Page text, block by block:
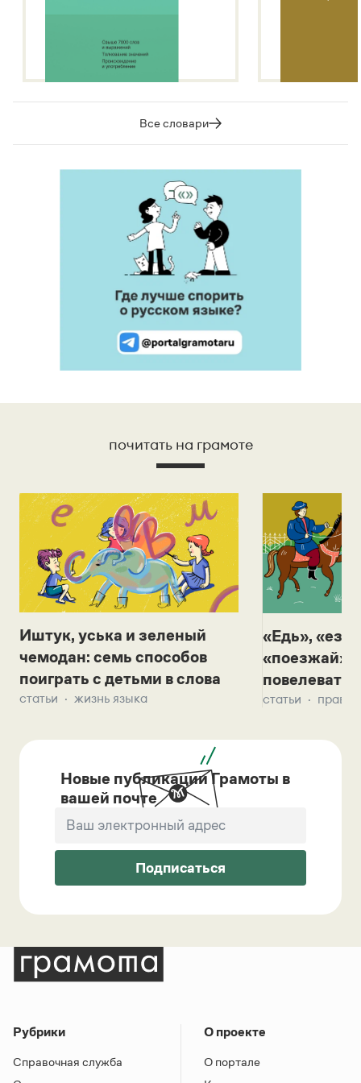
Все словари
почитать на грамоте
Иштук, уська и зеленый
чемодан: семь способов
поиграть с детьми в слова
статьи жизнь языка
«Едь»,
«поезжай»?
повелевать
статьи
Новые публикации Грамоты в
вашей почте
Подписаться
Рубрики
Справочная служба
О проекте
О портале